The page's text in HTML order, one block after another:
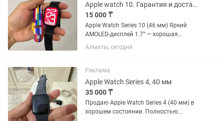
Apple watch 10. Гарантия и доставка. Эпл вотч 10
15 000 ₸
Apple Watch Series 10 (46 мм) Яркий
AMOLED-дисплей 1.7” — хорошая
яркость, видно даже на солнце. •
Подключение и синхронизация со
современные циферблаты •
Уведомления о...
Алматы, сегодня
Реклама
Apple Watch Series 4, 40 мм
35 000 ₸
Продаю Apple Watch Series 4 (40 мм) в
хорошем состоянии. Полностью